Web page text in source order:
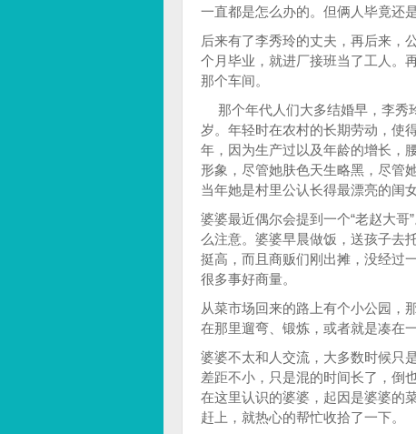
一直都是怎么办的。但俩人毕竟还
后来有了李秀玲的丈夫，再后来，
个月毕业，就进厂接班当了工人。
那个车间。
那个年代人们大多结婚早，李秀
岁。年轻时在农村的长期劳动，使
年，因为生产过以及年龄的增长，
形象，尽管她肤色天生略黑，尽管
当年她是村里公认长得最漂亮的闺
婆婆最近偶尔会提到一个“老赵大
么注意。婆婆早晨做饭，送孩子去
挺高，而且商贩们刚出摊，没经过
很多事好商量。
从菜市场回来的路上有个小公园，
在那里遛弯、锻炼，或者就是凑在
婆婆不太和人交流，大多数时候只
差距不小，只是混的时间长了，倒
在这里认识的婆婆，起因是婆婆的
赶上，就热心的帮忙收拾了一下。